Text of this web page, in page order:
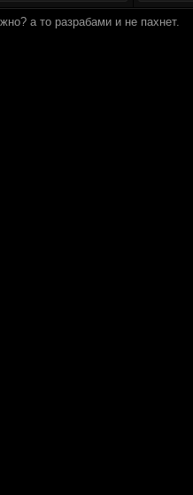
а то разрабами и не пахнет.